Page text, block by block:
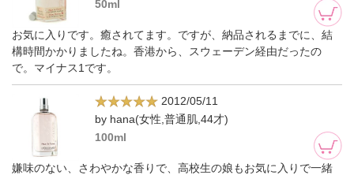
50ml
お気に入りです。癒されてます。ですが、納品されるまでに、結
構時間かかりましたね。香港から、スウェーデン経由だったの
で。マイナス1です。
2012/05/11
by hana(女性,普通肌,44才)
100ml
嫌味のない、さわやかな香りで、高校生の娘もお気に入りで一緒